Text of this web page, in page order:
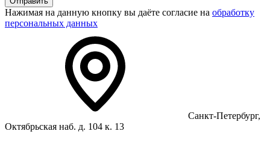
Нажимая на данную кнопку вы даёте согласие на обработку
персональных данных
Санкт-Петербург,
Октябрьская наб. д. 104 к. 13